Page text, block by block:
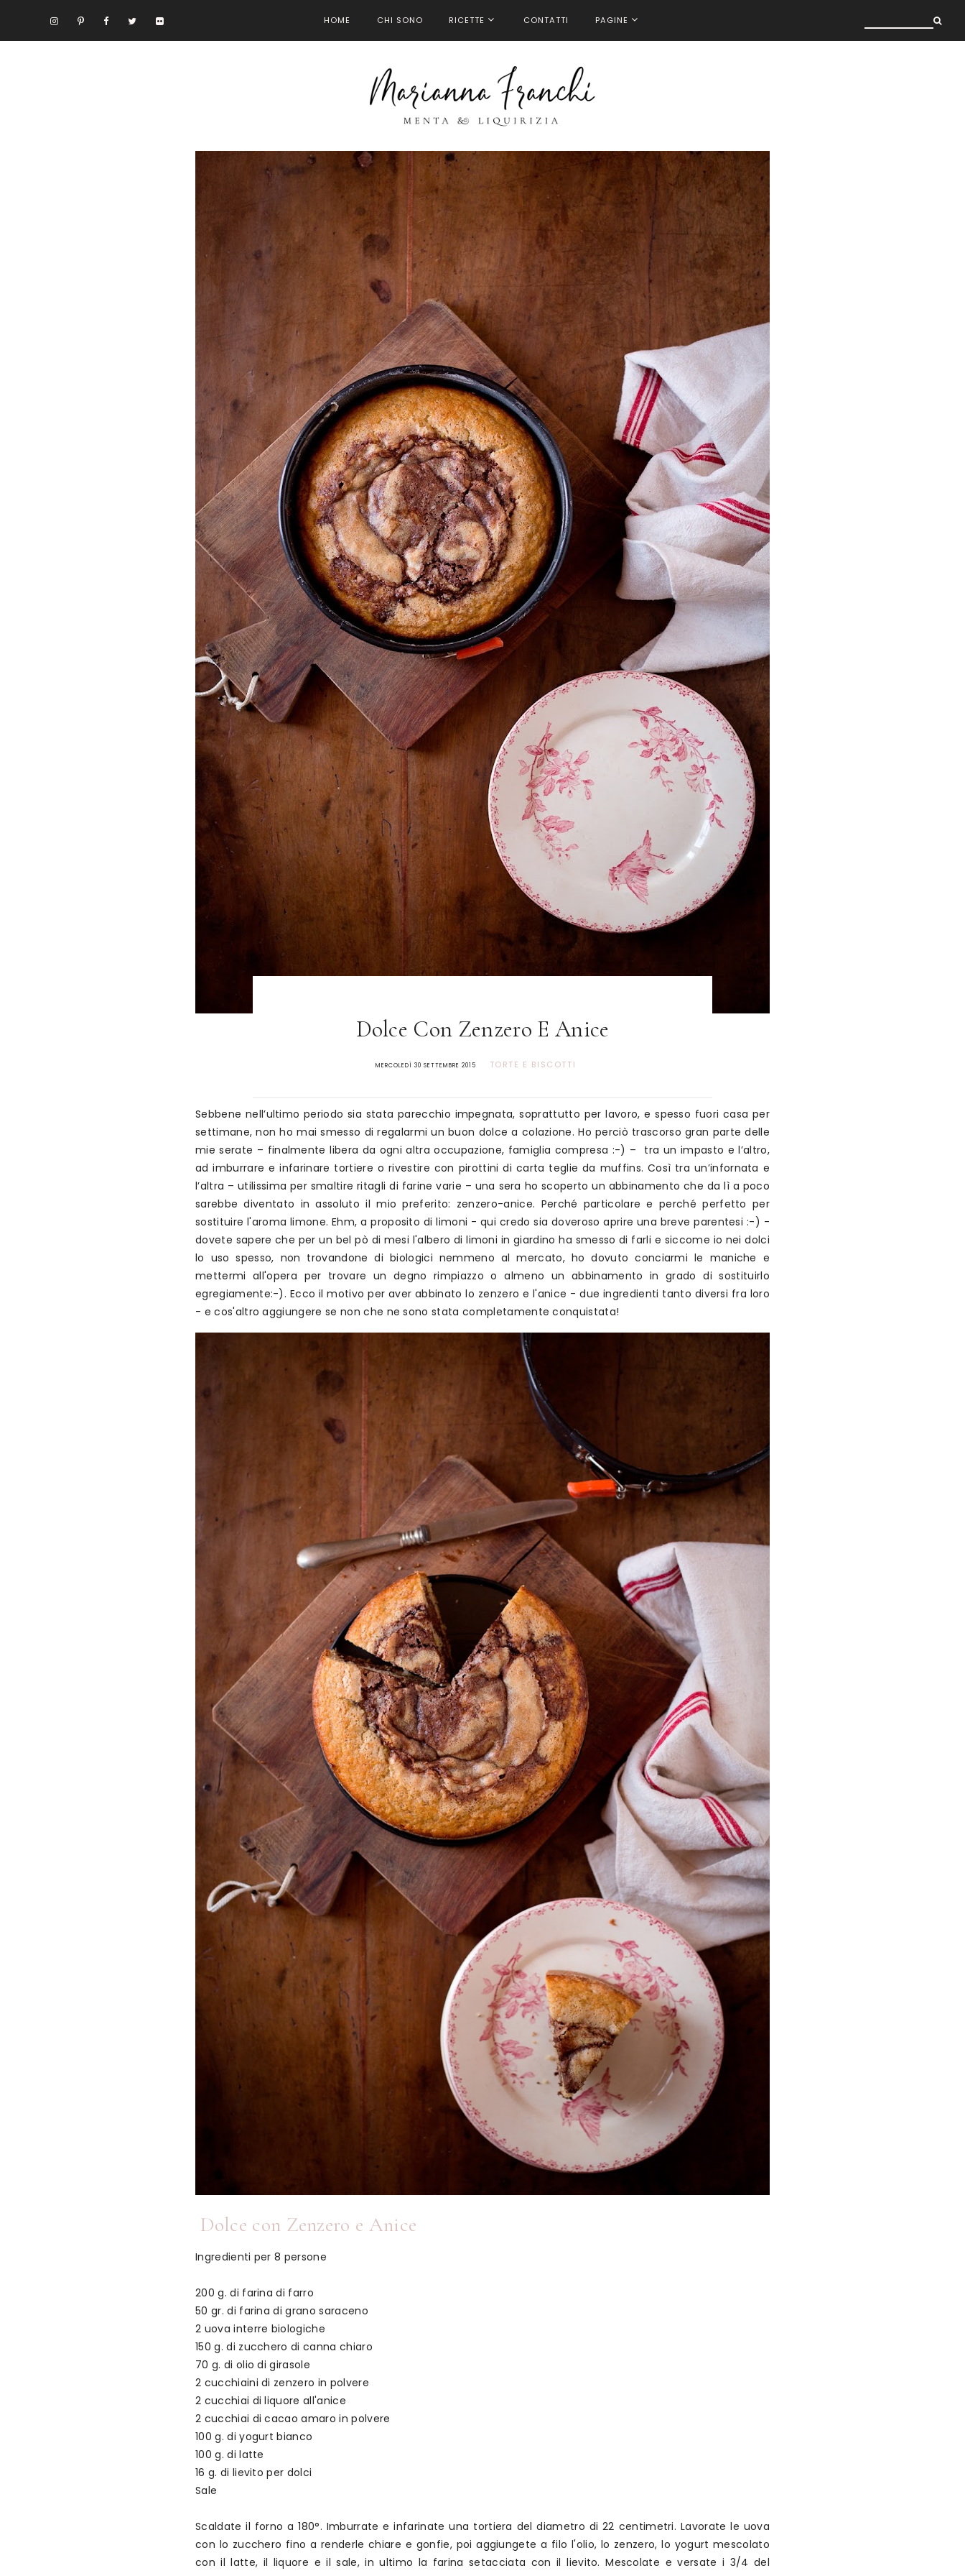
HOME CHI SONO RICETTE CONTATTI PAGINE
Dolce Con Zenzero E Anice
MERCOLEDÌ 30 SETTEMBRE 2015 TORTE E BISCOTTI
Sebbene nell’ultimo periodo sia stata parecchio impegnata, soprattutto per lavoro, e spesso fuori casa per
settimane, non ho mai smesso di regalarmi un buon dolce a colazione. Ho perciò trascorso gran parte delle
mie serate – finalmente libera da ogni altra occupazione, famiglia compresa :-) – tra un impasto e l’altro,
ad imburrare e infarinare tortiere o rivestire con pirottini di carta teglie da muffins. Così tra un’infornata e
l’altra – utilissima per smaltire ritagli di farine varie – una sera ho scoperto un abbinamento che da lì a poco
sarebbe diventato in assoluto il mio preferito: zenzero-anice. Perché particolare e perché perfetto per
sostituire l'aroma limone. Ehm, a proposito di limoni - qui credo sia doveroso aprire una breve parentesi :-) -
dovete sapere che per un bel pò di mesi l'albero di limoni in giardino ha smesso di farli e siccome io nei dolci
lo uso spesso, non trovandone di biologici nemmeno al mercato, ho dovuto conciarmi le maniche e
mettermi all'opera per trovare un degno rimpiazzo o almeno un abbinamento in grado di sostituirlo
egregiamente:-). Ecco il motivo per aver abbinato lo zenzero e l'anice - due ingredienti tanto diversi fra loro
- e cos'altro aggiungere se non che ne sono stata completamente conquistata!
Dolce con Zenzero e Anice
Ingredienti per 8 persone
200 g. di farina di farro
50 gr. di farina di grano saraceno
2 uova interre biologiche
150 g. di zucchero di canna chiaro
70 g. di olio di girasole
2 cucchiaini di zenzero in polvere
2 cucchiai di liquore all'anice
2 cucchiai di cacao amaro in polvere
100 g. di yogurt bianco
100 g. di latte
16 g. di lievito per dolci
Sale
Scaldate il forno a 180°. Imburrate e infarinate una tortiera del diametro di 22 centimetri. Lavorate le uova
con lo zucchero fino a renderle chiare e gonfie, poi aggiungete a filo l'olio, lo zenzero, lo yogurt mescolato
con il latte, il liquore e il sale, in ultimo la farina setacciata con il lievito. Mescolate e versate i 3/4 del